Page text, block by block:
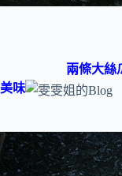
兩條大絲
美味